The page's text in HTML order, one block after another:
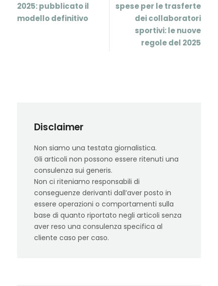
2025: pubblicato il
modello definitivo
spese per le trasferte
dei collaboratori
sportivi: le nuove
regole del 2025
Disclaimer
Non siamo una testata giornalistica.
Gli articoli non possono essere ritenuti una
consulenza sui generis.
Non ci riteniamo responsabili di
conseguenze derivanti dall’aver posto in
essere operazioni o comportamenti sulla
base di quanto riportato negli articoli senza
aver reso una consulenza specifica al
cliente caso per caso.